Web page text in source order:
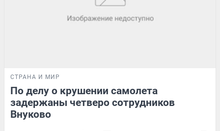
СТРАНА И МИР
По делу о крушении самолета
задержаны четверо сотрудников
Внуково